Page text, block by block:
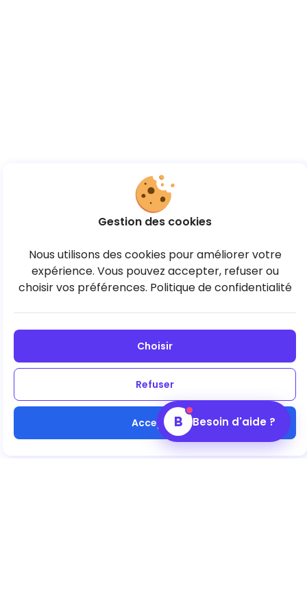
Gestion des cookies
Nous utilisons des cookies pour améliorer votre
expérience. Vous pouvez accepter, refuser ou
choisir vos préférences. Politique de confidentialité
Choisir
Refuser
AccepterB Besoin d'aide ?